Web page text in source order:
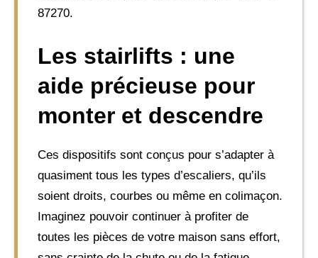
87270.
Les stairlifts : une
aide précieuse pour
monter et descendre
Ces dispositifs sont conçus pour s’adapter à
quasiment tous les types d’escaliers, qu’ils
soient droits, courbes ou même en colimaçon.
Imaginez pouvoir continuer à profiter de
toutes les pièces de votre maison sans effort,